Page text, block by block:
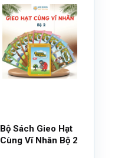
Bộ Sách Gieo Hạt
Cùng Vĩ Nhân Bộ 2